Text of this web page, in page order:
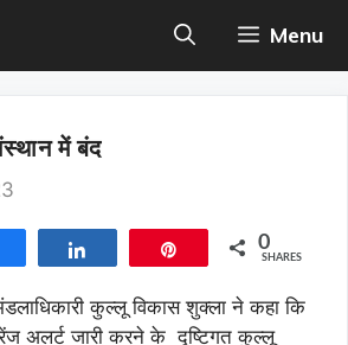
Menu
में बंद
0
SHARES
कुल्लू विकास शुक्ला ने कहा कि
ऑरेंज अलर्ट जारी करने के दृष्टिगत कुल्लू